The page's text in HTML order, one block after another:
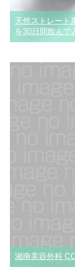
天然ストレート
を30日間飲んで
湘南美容外科